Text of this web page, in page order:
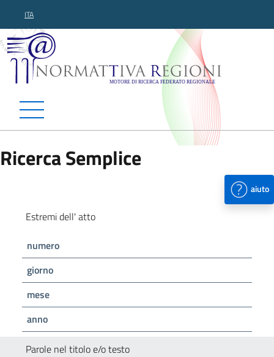
ITA
Normattiva Regioni -
Ricerca Semplice
aiuto
Estremi dell' atto
numero
giorno
mese
anno
Parole nel titolo e/o testo